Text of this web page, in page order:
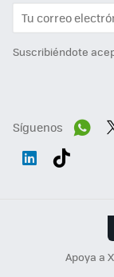
Suscribiéndote
Síguenos
Apoya a